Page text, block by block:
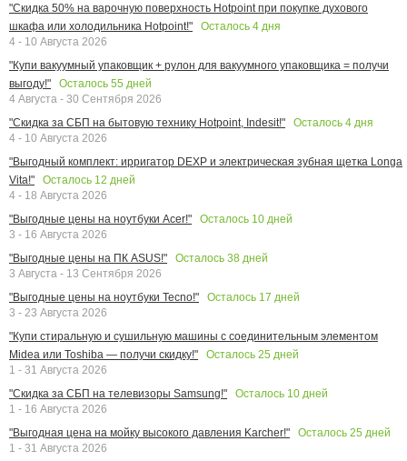
"Скидка 50% на варочную поверхность Hotpoint при покупке духового
шкафа или холодильника Hotpoint!"
Осталось 4 дня
4 - 10 Августа 2026
"Купи вакуумный упаковщик + рулон для вакуумного упаковщика = получи
выгоду!"
Осталось 55 дней
4 Августа - 30 Сентября 2026
"Скидка за СБП на бытовую технику Hotpoint, Indesit!"
Осталось 4 дня
4 - 10 Августа 2026
"Выгодный комплект: ирригатор DEXP и электрическая зубная щетка Longa
Vita!"
Осталось 12 дней
4 - 18 Августа 2026
"Выгодные цены на ноутбуки Acer!"
Осталось 10 дней
3 - 16 Августа 2026
"Выгодные цены на ПК ASUS!"
Осталось 38 дней
3 Августа - 13 Сентября 2026
"Выгодные цены на ноутбуки Tecno!"
Осталось 17 дней
3 - 23 Августа 2026
"Купи стиральную и сушильную машины с соединительным элементом
Midea или Toshiba — получи скидку!"
Осталось 25 дней
1 - 31 Августа 2026
"Скидка за СБП на телевизоры Samsung!"
Осталось 10 дней
1 - 16 Августа 2026
"Выгодная цена на мойку высокого давления Karcher!"
Осталось 25 дней
1 - 31 Августа 2026